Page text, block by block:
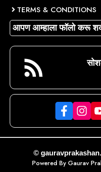
TERMS & CONDITIONS
आपण आम्हाला फॉलो करू
©
Powered By Gaurav